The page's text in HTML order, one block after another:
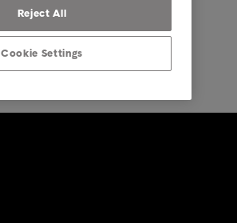
Reject All
Cookie Settings